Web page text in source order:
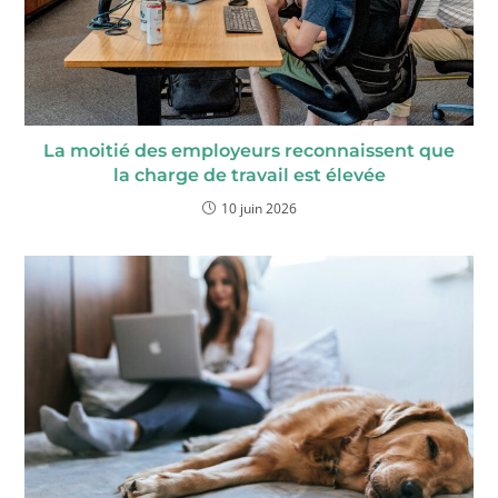
La moitié des employeurs reconnaissent que
la charge de travail est élevée
10 juin 2026